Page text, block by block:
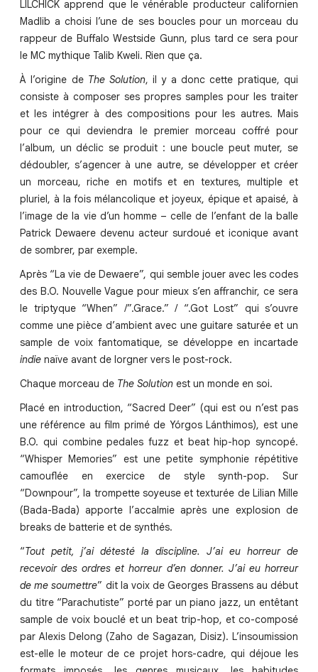
LILCHICK apprend que le vénérable producteur californien
Madlib a choisi l’une de ses boucles pour un morceau du
rappeur de Buffalo Westside Gunn, plus tard ce sera pour
le MC mythique Talib Kweli. Rien que ça.
À l’origine de The Solution, il y a donc cette pratique, qui
consiste à composer ses propres samples pour les traiter
et les intégrer à des compositions pour les autres. Mais
pour ce qui deviendra le premier morceau coffré pour
l’album, un déclic se produit : une boucle peut muter, se
dédoubler, s’agencer à une autre, se développer et créer
un morceau, riche en motifs et en textures, multiple et
pluriel, à la fois mélancolique et joyeux, épique et apaisé, à
l’image de la vie d’un homme – celle de l’enfant de la balle
Patrick Dewaere devenu acteur surdoué et iconique avant
de sombrer, par exemple.
Après “La vie de Dewaere”, qui semble jouer avec les codes
des B.O. Nouvelle Vague pour mieux s’en affranchir, ce sera
le triptyque “When” /”.Grace.” / “.Got Lost” qui s’ouvre
comme une pièce d’ambient avec une guitare saturée et un
sample de voix fantomatique, se développe en incartade
indie naïve avant de lorgner vers le post-rock.
Chaque morceau de The Solution est un monde en soi.
Placé en introduction, “Sacred Deer” (qui est ou n’est pas
une référence au film primé de Yórgos Lánthimos), est une
B.O. qui combine pedales fuzz et beat hip-hop syncopé.
“Whisper Memories” est une petite symphonie répétitive
camouflée en exercice de style synth-pop. Sur
“Downpour”, la trompette soyeuse et texturée de Lilian Mille
(Bada-Bada) apporte l’accalmie après une explosion de
breaks de batterie et de synthés.
“Tout petit, j’ai détesté la discipline. J’ai eu horreur de
recevoir des ordres et horreur d’en donner. J’ai eu horreur
de me soumettre” dit la voix de Georges Brassens au début
du titre “Parachutiste” porté par un piano jazz, un entêtant
sample de voix bouclé et un beat trip-hop, et co-composé
par Alexis Delong (Zaho de Sagazan, Disiz). L’insoumission
est-elle le moteur de ce projet hors-cadre, qui déjoue les